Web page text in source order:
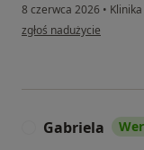
8 czerwca 2026 •
w opinii użytkownika Aime
zgłoś nadużycie
Gabriela